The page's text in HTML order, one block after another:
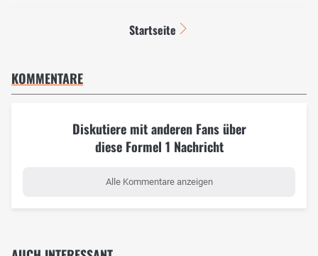
Startseite
KOMMENTARE
Diskutiere mit anderen Fans über
diese Formel 1 Nachricht
Alle Kommentare anzeigen